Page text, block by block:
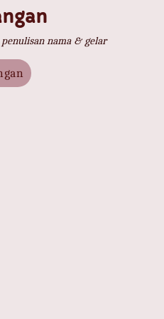
nama & gelar